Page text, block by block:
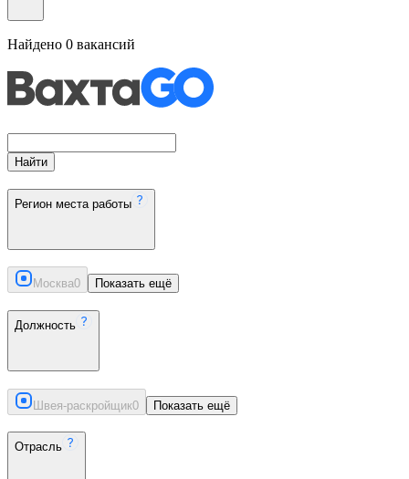
Найдено 0 вакансий
Найти
Регион места работы
Москва0 Показать ещё
Должность
Швея-раскройщик0 Показать ещё
Отрасль